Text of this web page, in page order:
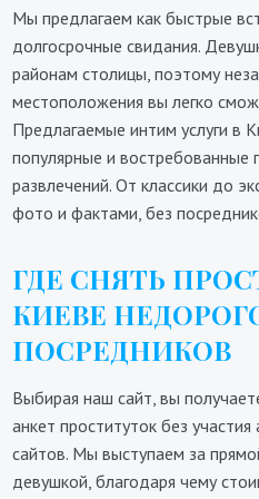
Мы предлагаем как быстрые
долгосрочные свидания.
районам столицы, поэтому
местоположения вы легко
Предлагаемые интим услуги в
популярные и востребованные
развлечений. От классики до
фото и фактами, без
ГДЕ СНЯТЬ
КИЕВЕ
ПОСРЕДНИКОВ
Выбирая наш сайт, вы
анкет проституток без
сайтов. Мы выступаем за
девушкой, благодаря чему